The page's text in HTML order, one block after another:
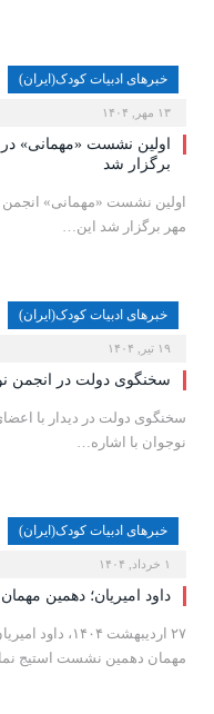
خبرهای ادبیات کودک(ایران)
۱۳ مهر, ۱۴۰۴
اولین نشست «مهمانی»
برگزار شد
مهر برگزار شد این…
خبرهای ادبیات کودک(ایران)
۱۹ تیر, ۱۴۰۴
سخنگوی دولت در انجمن
سخنگوی دولت در دیدار با
نوجوان با اشاره…
خبرهای ادبیات کودک(ایران)
۱ خرداد, ۱۴۰۴
داود امیریان؛ دهمین
۲۷ اردیبهشت
مهمان دهمین نشست استیج